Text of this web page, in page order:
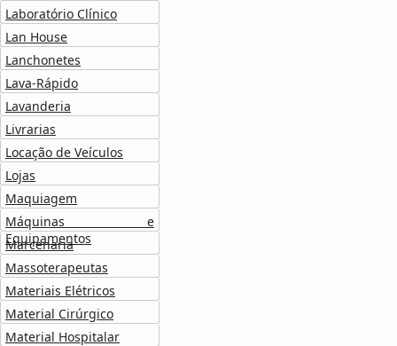
Laboratório Clínico
Lan House
Lanchonetes
Lava-Rápido
Lavanderia
Livrarias
Locação de Veículos
Lojas
Maquiagem
Máquinas e
Equipamentos
Marcenaria
Massoterapeutas
Materiais Elétricos
Material Cirúrgico
Material Hospitalar